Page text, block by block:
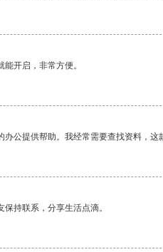
开启，非常方便。
公提供帮助。我经常需要查找资料，这
持联系，分享生活点滴。